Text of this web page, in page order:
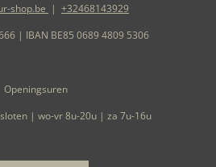
shop.be | +32468143929
| IBAN BE85 0689 4809 5306
Openingsuren
| wo-vr 8u-20u | za 7u-16u